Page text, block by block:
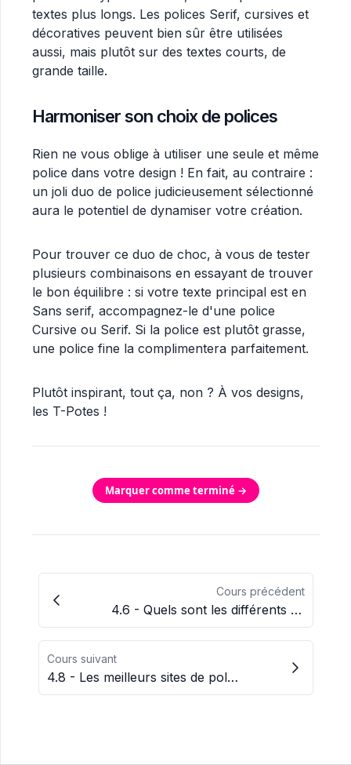
textes plus longs. Les polices Serif, cursives et
décoratives peuvent bien sûr être utilisées
aussi, mais plutôt sur des textes courts, de
grande taille.
Harmoniser son choix de polices
Rien ne vous oblige à utiliser une seule et même
police dans votre design ! En fait, au contraire :
un joli duo de police judicieusement sélectionné
aura le potentiel de dynamiser votre création.
Pour trouver ce duo de choc, à vous de tester
plusieurs combinaisons en essayant de trouver
le bon équilibre : si votre texte principal est en
Sans serif, accompagnez-le d'une police
Cursive ou Serif. Si la police est plutôt grasse,
une police fine la complimentera parfaitement.
Plutôt inspirant, tout ça, non ? À vos designs,
les T-Potes !
Marquer comme terminé →
Cours précédent
4.6 - Quels sont les différents types de polices ?
Cours suivant
4.8 - Les meilleurs sites de polices d'écriture gratuites